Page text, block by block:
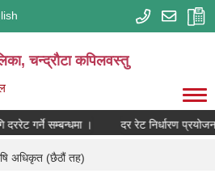
चन्द्राैटा कपिलवस्तु
गर्ने सम्बन्धमा । दर रेट निर्धारण
अधिकृत (छैठौं तह)